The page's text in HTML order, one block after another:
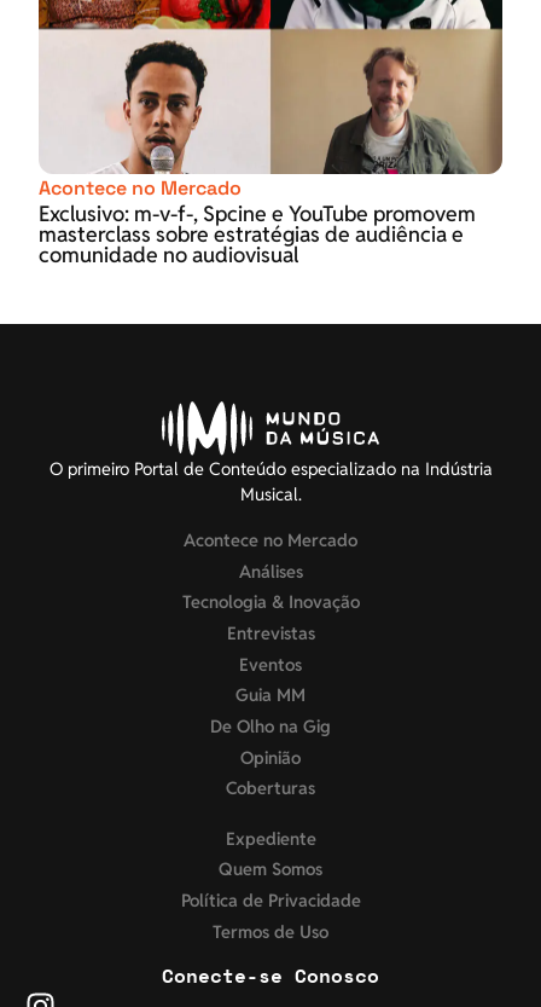
Acontece no Mercado
Exclusivo: m-v-f-, Spcine e YouTube promovem
masterclass sobre estratégias de audiência e
comunidade no audiovisual
O primeiro Portal de Conteúdo especializado na Indústria
Musical.
Acontece no Mercado
Análises
Tecnologia & Inovação
Entrevistas
Eventos
Guia MM
De Olho na Gig
Opinião
Coberturas
Expediente
Quem Somos
Política de Privacidade
Termos de Uso
Conecte-se Conosco